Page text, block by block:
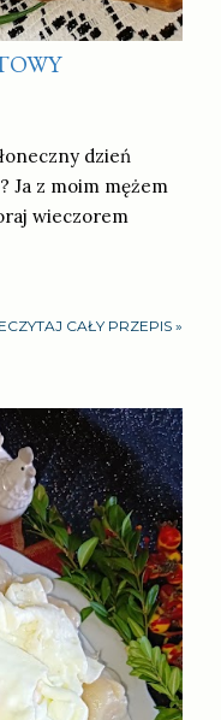
dzień
Ja z moim mężem
wieczorem
CAŁY PRZEPIS »